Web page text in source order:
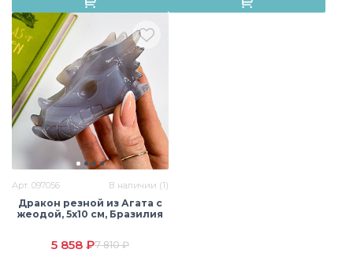
Арт. 097056 В наличии (1)
Дракон резной из Агата с
жеодой, 5х10 см, Бразилия
5 858 ₽7 810 ₽